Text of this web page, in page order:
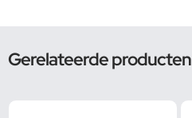
Gerelateerde producten